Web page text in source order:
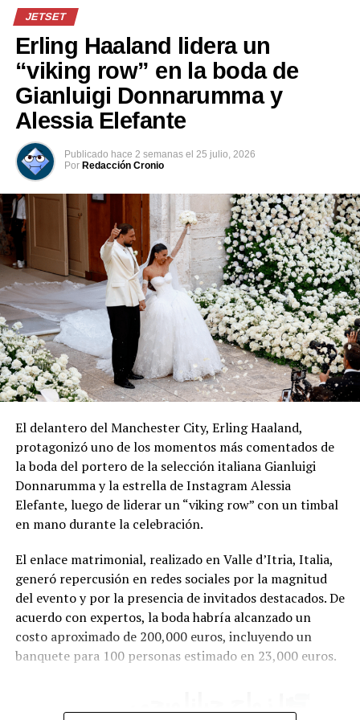
Comparte esto:
Facebook X
Me gusta esto:
JETSET
Erling Haaland lidera un
“viking row” en la boda de
Gianluigi Donnarumma y
Alessia Elefante
Publicado hace 2 semanas el 25 julio, 2026
Por Redacción Cronio
El delantero del Manchester City, Erling Haaland,
protagonizó uno de los momentos más comentados de
la boda del portero de la selección italiana Gianluigi
Donnarumma y la estrella de Instagram Alessia
Elefante, luego de liderar un “viking row” con un timbal
en mano durante la celebración.
El enlace matrimonial, realizado en Valle d’Itria, Italia,
generó repercusión en redes sociales por la magnitud
del evento y por la presencia de invitados destacados. De
acuerdo con expertos, la boda habría alcanzado un
costo aproximado de 200,000 euros, incluyendo un
banquete para 100 personas estimado en 23,000 euros.